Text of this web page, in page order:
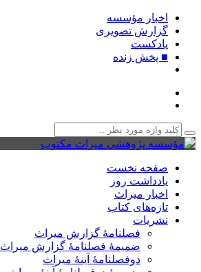
اخبار مؤسسه
گزارش تصویری
پادکست‌
■ پخش زنده
صفحه نخست
یادداشت روز
اخبار میراث
تازه‌های کتاب
نشریات
فصلنامۀ گزارش میراث
ضمیمۀ فصلنامۀ گزارش میراث
دوفصلنامۀ آینۀ میراث